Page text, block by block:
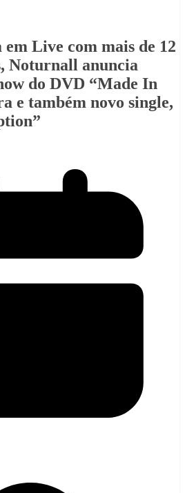
em Live com mais de 12
Noturnall anuncia
do DVD “Made In
e também novo single,